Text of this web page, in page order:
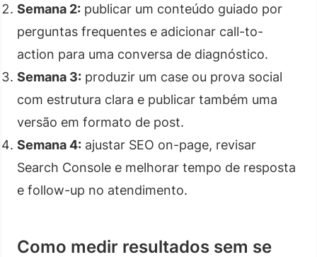
Semana 2: publicar um conteúdo guiado por
perguntas frequentes e adicionar call-to-
action para uma conversa de diagnóstico.
Semana 3: produzir um case ou prova social
com estrutura clara e publicar também uma
versão em formato de post.
Semana 4: ajustar SEO on-page, revisar
Search Console e melhorar tempo de resposta
e follow-up no atendimento.
Como medir resultados sem se